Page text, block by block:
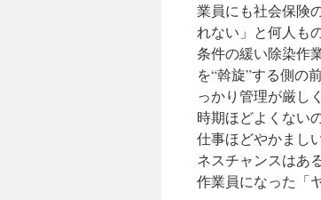
業員にも社会保険
れない」と何人も
条件の緩い除染作
を“斡旋”する側の
っかり管理が厳し
時期ほどよくない
仕事ほどやかまし
ネスチャンスはあ
作業員になった「